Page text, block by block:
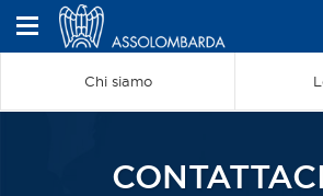
Chi siamo
CONTATTACI